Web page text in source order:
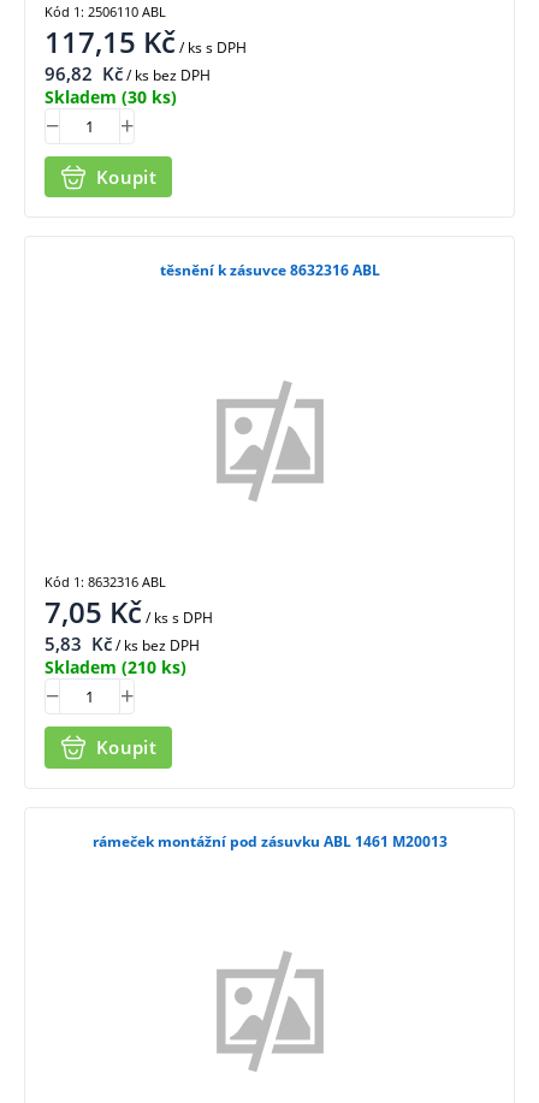
117,15 Kč/ kss DPH
96,82 Kč/ ks bez DPH
Skladem (30 ks)
Koupit
Kód 1: 2506110 ABL
těsnění k zásuvce 8632316 ABL
7,05 Kč/ kss DPH
5,83 Kč/ ks bez DPH
Skladem (210 ks)
Koupit
Kód 1: 8632316 ABL
rámeček montážní pod zásuvku ABL 1461 M20013